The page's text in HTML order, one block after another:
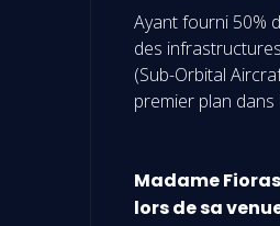
Ayant fourni 50%
des
(Sub-Orbital
premier plan
Madame
lors de sa